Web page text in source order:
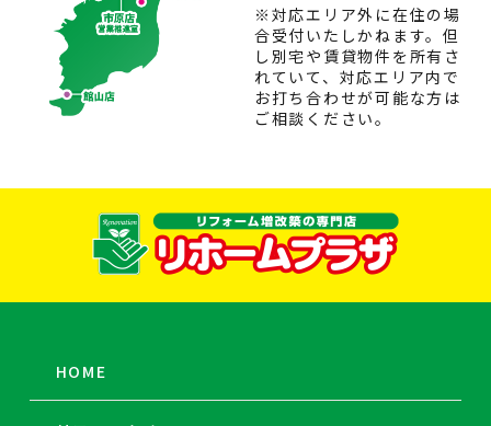
※対応エリア外に在住の場
合受付いたしかねます。但
し別宅や賃貸物件を所有さ
れていて、対応エリア内で
お打ち合わせが可能な方は
ご相談ください。
HOME